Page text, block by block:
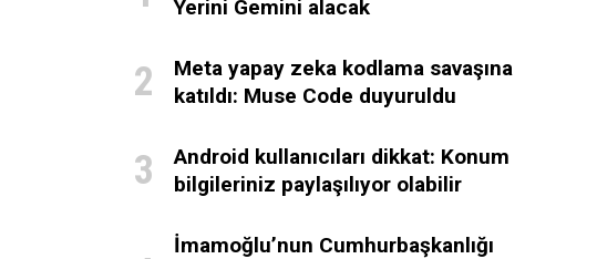
Yerini Gemini alacak
Meta yapay zeka kodlama savaşına
katıldı: Muse Code duyuruldu
Android kullanıcıları dikkat: Konum
bilgileriniz paylaşılıyor olabilir
İmamoğlu’nun Cumhurbaşkanlığı